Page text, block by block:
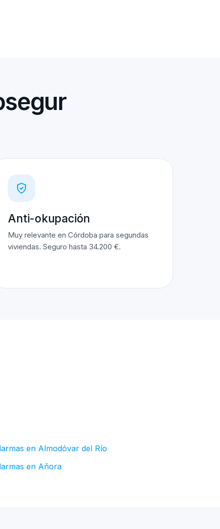
Anti-okupación
Muy relevante en Córdoba para segundas
viviendas. Seguro hasta 34.200 €.
en Almodóvar del Río
en Añora